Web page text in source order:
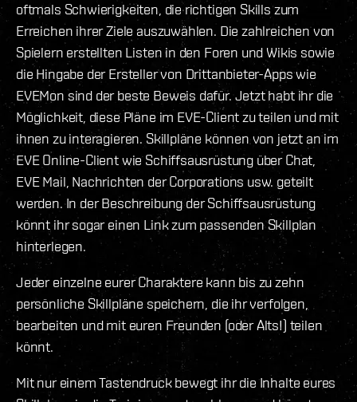
oftmals Schwierigkeiten, die richtigen Skills zum
Erreichen ihrer Ziele auszuwählen. Die zahlreichen von
Spielern erstellten Listen in den Foren und Wikis sowie
die Hingabe der Ersteller von Drittanbieter-Apps wie
EVEMon sind der beste Beweis dafür. Jetzt habt ihr die
Möglichkeit, diese Pläne im EVE-Client zu teilen und mit
ihnen zu interagieren. Skillpläne können von jetzt an im
EVE Online-Client wie Schiffsausrüstung über Chat,
EVE Mail, Nachrichten der Corporations usw. geteilt
werden. In der Beschreibung der Schiffsausrüstung
könnt ihr sogar einen Link zum passenden Skillplan
hinterlegen.
Jeder einzelne eurer Charaktere kann bis zu zehn
persönliche Skillpläne speichern, die ihr verfolgen,
bearbeiten und mit euren Freunden (oder Alts!) teilen
könnt.
Mit nur einem Tastendruck bewegt ihr die Inhalte eures